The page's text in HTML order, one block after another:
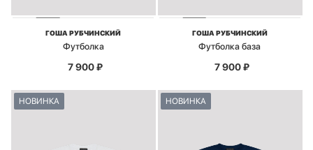
ГОША РУБЧИНСКИЙ
Футболка
7 900₽
ГОША РУБЧИНСКИЙ
Футболка база
7 900₽
НОВИНКА НОВИНКА